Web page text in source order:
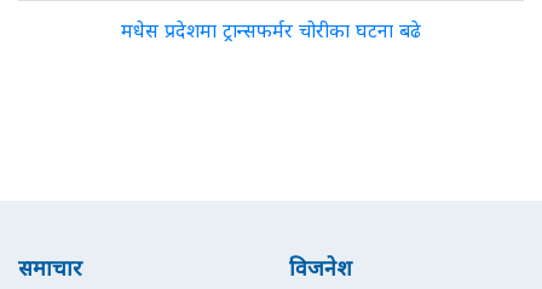
मधेस प्रदेशमा ट्रान्सफर्मर चोरीका घटना बढे
समाचार विजनेश